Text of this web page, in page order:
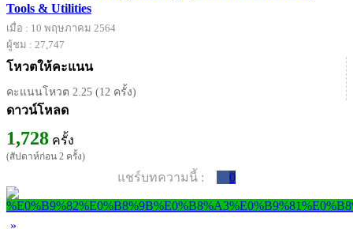
Tools & Utilities
เมื่อ : 10 พฤษภาคม 2564
ผู้ชม : 27,747
โหวตให้คะแนน
คะแนนโหวต 2.25 (12 ครั้ง)
ดาวน์โหลด
1,728 ครั้ง
(สัปดาห์ก่อน 2 ครั้ง)
แชร์บทความนี้ : 0
»